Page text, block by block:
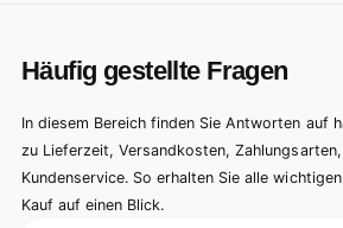
Häufig gestellte Fragen
In diesem Bereich finden Sie Antworten auf
zu Lieferzeit, Versandkosten,
Kundenservice. So erhalten Sie alle
Kauf auf einen Blick.